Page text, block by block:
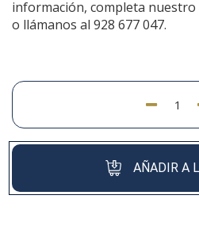
información, completa
o llámanos al 928 677 047.
AÑADIR A